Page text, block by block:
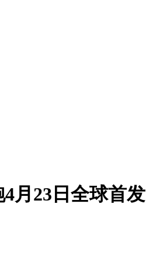
月23日全球首发